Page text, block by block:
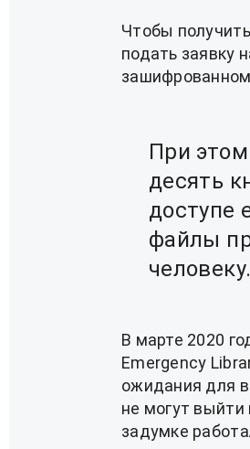
Чтобы
подать заявку
При
десять
доступе
файлы
человеку.
В марте 2020
Emergency
ожидания для
не могут выйти
задумке